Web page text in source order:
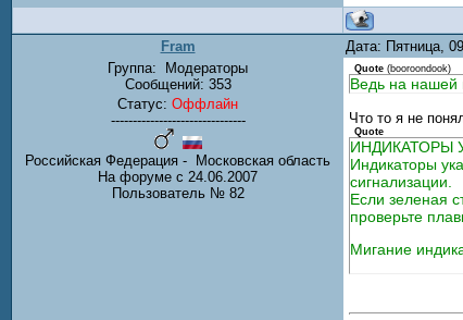
Fram Дата: Пятница,
Группа:
Модераторы
Сообщений: 353
Статус: Оффлайн
-------------------------------
Российская Федерация - Московская область
На форуме с 24.06.2007
Пользователь № 82
Quote (booroondook)
Ведь на нашей
Что то я не
Quote
ИНДИКАТОРЫ
Индикаторы
сигнализации.
Если зеленая
проверьте
Мигание